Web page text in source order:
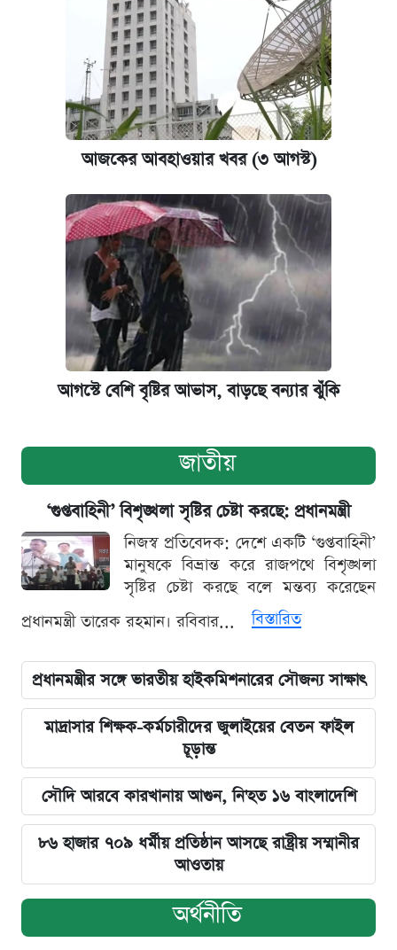
আজকের আবহাওয়ার খবর (৩ আগস্ট)
আগস্টে বেশি বৃষ্টির আভাস, বাড়ছে বন্যার ঝুঁকি
জাতীয়
‘গুপ্তবাহিনী’ বিশৃঙ্খলা সৃষ্টির চেষ্টা করছে: প্রধানমন্ত্রী
নিজস্ব প্রতিবেদক: দেশে একটি ‘গুপ্তবাহিনী’
মানুষকে বিভ্রান্ত করে রাজপথে বিশৃঙ্খলা
সৃষ্টির চেষ্টা করছে বলে মন্তব্য করেছেন
প্রধানমন্ত্রী তারেক রহমান। রবিবার...
বিস্তারিত
প্রধানমন্ত্রীর সঙ্গে ভারতীয় হাইকমিশনারের সৌজন্য সাক্ষাৎ
মাদ্রাসার শিক্ষক-কর্মচারীদের জুলাইয়ের বেতন ফাইল
চূড়ান্ত
সৌদি আরবে কারখানায় আগুন, নি'হত ১৬ বাংলাদেশি
৮৬ হাজার ৭০৯ ধর্মীয় প্রতিষ্ঠান আসছে রাষ্ট্রীয় সম্মানীর
আওতায়
অর্থনীতি